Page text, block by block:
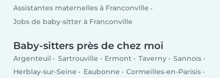
Assistantes maternelles à Franconville
Jobs de baby-sitter à Franconville
Baby-sitters près de chez moi
Argenteuil Sartrouville Ermont Taverny
Sannois
Herblay-sur-Seine
Eaubonne
Cormeilles-en-Parisis